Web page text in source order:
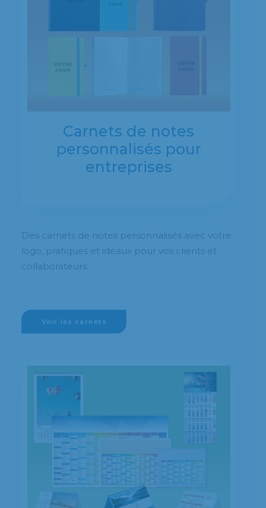
Carnets de notes
personnalisés pour
entreprises
Des carnets de notes personnalisés avec votre
logo, pratiques et idéaux pour vos clients et
collaborateurs.
Voir les carnets